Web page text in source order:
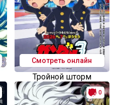
Смотреть онлайн
Тройной шторм
0